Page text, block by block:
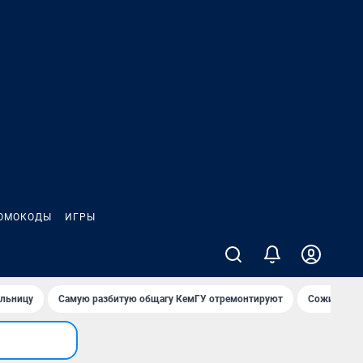
ИГРЫ
Самую разбитую общагу КемГУ отремонтируют